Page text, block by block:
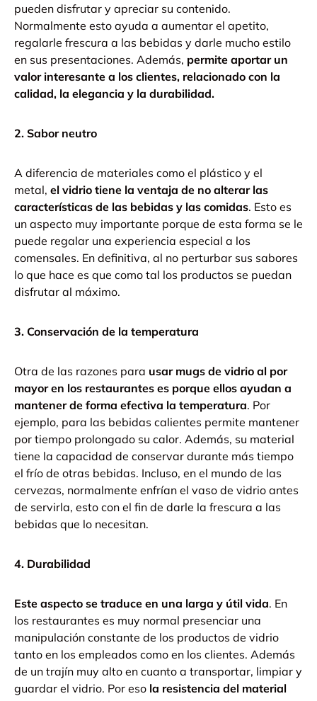
pueden disfrutar y apreciar su contenido.
Normalmente esto ayuda a aumentar el apetito,
regalarle frescura a las bebidas y darle mucho estilo
en sus presentaciones. Además, permite aportar un
valor interesante a los clientes, relacionado con la
calidad, la elegancia y la durabilidad.
2. Sabor neutro
A diferencia de materiales como el plástico y el
metal, el vidrio tiene la ventaja de no alterar las
características de las bebidas y las comidas. Esto es
un aspecto muy importante porque de esta forma se le
puede regalar una experiencia especial a los
comensales. En definitiva, al no perturbar sus sabores
lo que hace es que como tal los productos se puedan
disfrutar al máximo.
3. Conservación de la temperatura
Otra de las razones para usar mugs de vidrio al por
mayor en los restaurantes es porque ellos ayudan a
mantener de forma efectiva la temperatura. Por
ejemplo, para las bebidas calientes permite mantener
por tiempo prolongado su calor. Además, su material
tiene la capacidad de conservar durante más tiempo
el frío de otras bebidas. Incluso, en el mundo de las
cervezas, normalmente enfrían el vaso de vidrio antes
de servirla, esto con el fin de darle la frescura a las
bebidas que lo necesitan.
4. Durabilidad
Este aspecto se traduce en una larga y útil vida. En
los restaurantes es muy normal presenciar una
manipulación constante de los productos de vidrio
tanto en los empleados como en los clientes. Además
de un trajín muy alto en cuanto a transportar, limpiar y
guardar el vidrio. Por eso la resistencia del material